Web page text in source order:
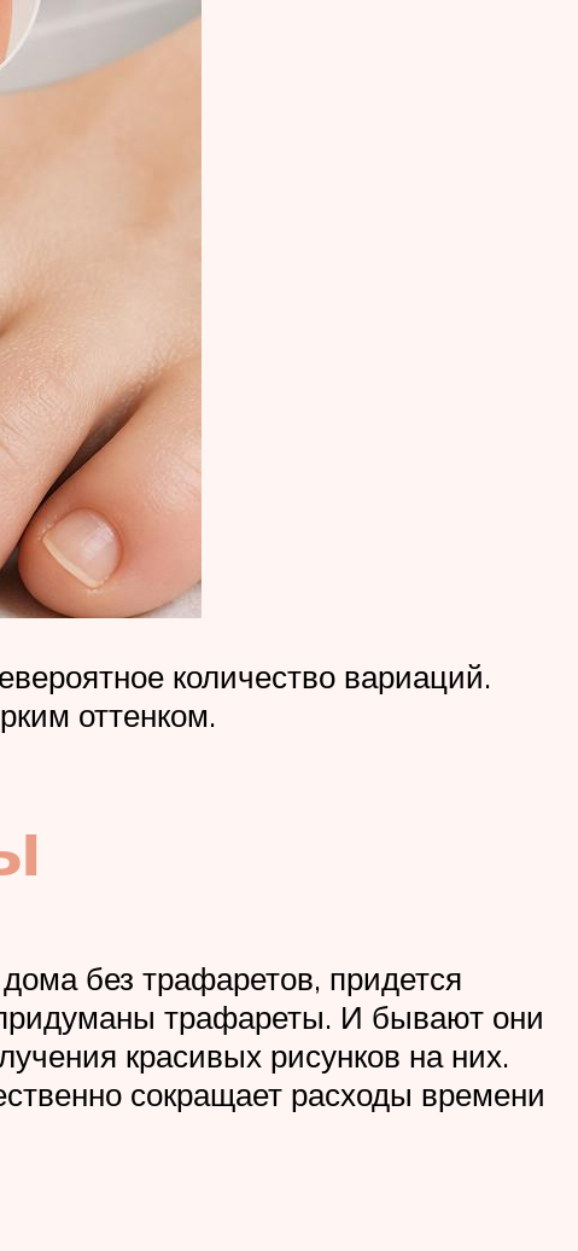
количество вариаций.
оттенком.
без трафаретов, придется
трафареты. И бывают они
красивых рисунков на них.
сокращает расходы времени